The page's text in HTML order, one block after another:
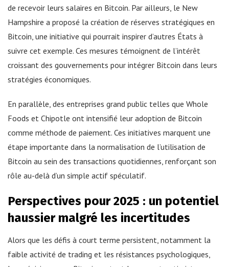
de recevoir leurs salaires en Bitcoin. Par ailleurs, le New
Hampshire a proposé la création de réserves stratégiques en
Bitcoin, une initiative qui pourrait inspirer d’autres États à
suivre cet exemple. Ces mesures témoignent de l’intérêt
croissant des gouvernements pour intégrer Bitcoin dans leurs
stratégies économiques.
En parallèle, des entreprises grand public telles que Whole
Foods et Chipotle ont intensifié leur adoption de Bitcoin
comme méthode de paiement. Ces initiatives marquent une
étape importante dans la normalisation de l’utilisation de
Bitcoin au sein des transactions quotidiennes, renforçant son
rôle au-delà d’un simple actif spéculatif.
Perspectives pour 2025 : un potentiel
haussier malgré les incertitudes
Alors que les défis à court terme persistent, notamment la
faible activité de trading et les résistances psychologiques,